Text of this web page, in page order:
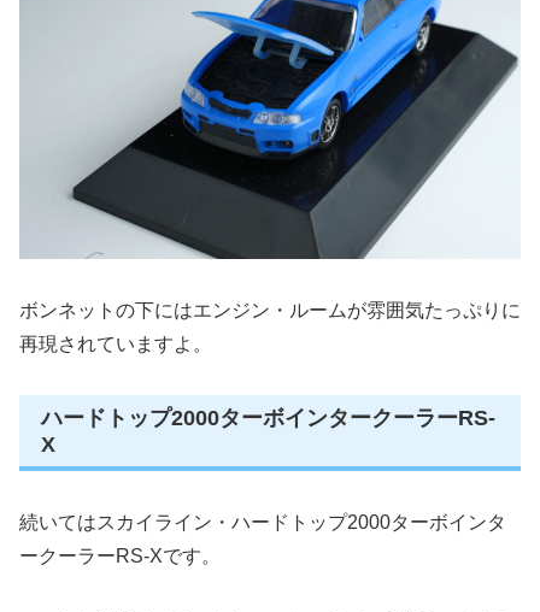
ボンネットの下にはエンジン・ルームが雰囲気たっぷりに
再現されていますよ。
ハードトップ2000ターボインタークーラーRS-
X
続いてはスカイライン・ハードトップ2000ターボインタ
ークーラーRS-Xです。